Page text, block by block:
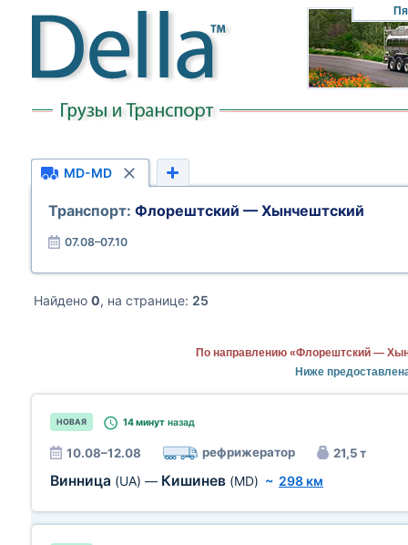
MD-MD
Транспорт: Флорештский — Хынчештский
07.08–07.10
Найдено 0, на странице: 25
По направлению «Флорештский —
Ниже
НОВАЯ 14 минут назад
10.08–12.08 рефрижератор 21,5 т
Винница (UA) — Кишинев (MD) ~ 298 км